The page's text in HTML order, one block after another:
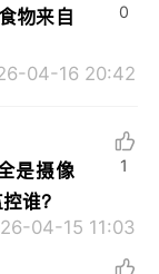
物来自
04-16 20:42
0
是摄像
谁？
04-15 11:03
1